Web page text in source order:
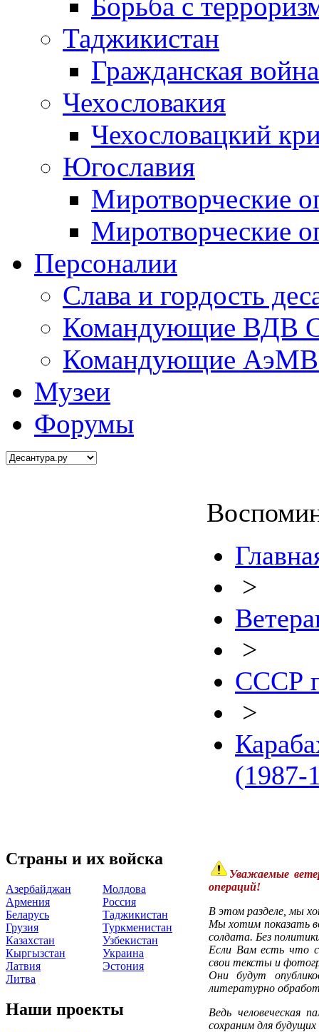
Таджикистан
Гражданская
Чехословакия
Чехословацкий
Югославия
Миротворческие
Миротворческие
Персоналии
Слава и гордость
Командующие ВДВ
Командующие АэМВ
Музеи
Форумы
Страны и их войска
Азербайджан
Армения
Беларусь
Грузия
Казахстан
Кыргызстан
Латвия
Литва
Молдова
Россия
Таджикистан
Туркменистан
Узбекистан
Украина
Эстония
Наши проекты
>
>
СССР
>
(1987-
Уважаемые
операций!
В этом разделе, мы
Мы хотим показать
солдата. Без
Если Вам есть что
свои тексты и
Они будут
литературно
Ведь человеческая
сохраним для